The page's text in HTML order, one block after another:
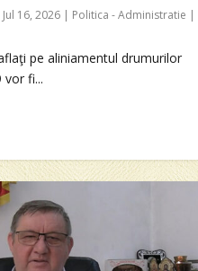
Jul 16, 2026| Politica - Administratie |
pe aliniamentul drumurilor
vor fi...